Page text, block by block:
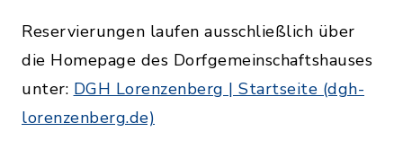
Reservierungen laufen ausschließlich über
die Homepage des Dorfgemeinschaftshauses
unter: DGH Lorenzenberg | Startseite (dgh-
lorenzenberg.de)